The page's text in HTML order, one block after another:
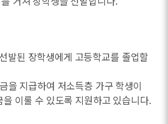
발된 장학생에게 고등학교를 졸업할
을 지급하여 저소득층 가구 학생이
이룰 수 있도록 지원하고 있습니다.